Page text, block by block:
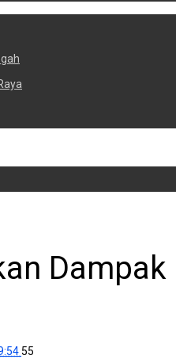
Dampak
55